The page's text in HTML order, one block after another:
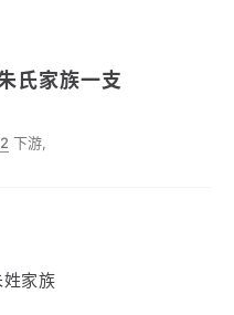
氏家族一支
下游,
家族